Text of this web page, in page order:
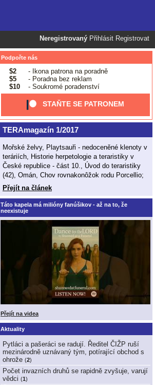
Neregistrovaný Přihlásit Registrovat
Podpořte nás
$2
- Ikona patrona na poradně
$5
- Poradna bez reklam
$10
- Soukromé poradenství
STAŇTE SE PATRONEM
TERAmagazín 1/2017
Mořské želvy, Playtsauři - nedoceněné klenoty v
teráriích, Historie herpetologie a teraristiky v
České republice - část 10., Úvod do teraristiky
(42), Omán, Chov rovnakonôžok rodu Porcellio;
Přejít na článek
Táto kapela má milióny fanúšikov - až na to, že
neexistuje
Přejít na videa
Aktuality
Pytláci a pašeráci se radují. Ředitel ČIŽP ruší
mezinárodně uznávaný tým, potírající obchod s
ohrože (2)
Počet invazních druhů se rapidně zvyšuje, varují
vědci (1)